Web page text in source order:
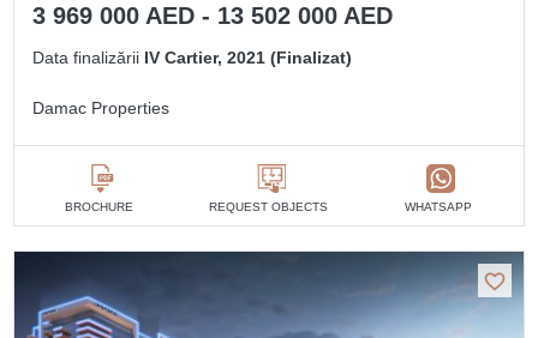
3 969 000 AED - 13 502 000 AED
Data finalizării IV Cartier, 2021 (Finalizat)
Damac Properties
BROCHURE REQUEST OBJECTS WHATSAPP